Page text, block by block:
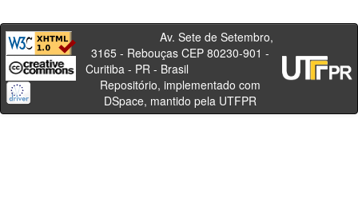
Av. Sete de Setembro,
3165 - Rebouças CEP 80230-901 -
Curitiba - PR - Brasil
Repositório, implementado com
DSpace, mantido pela UTFPR